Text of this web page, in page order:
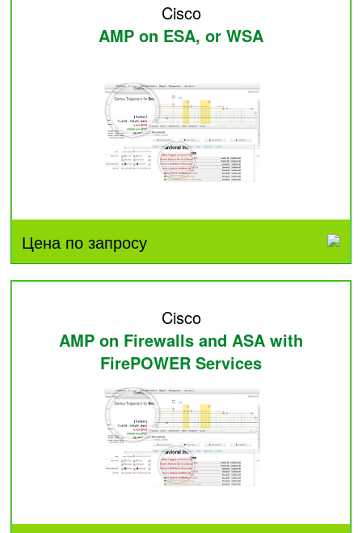
Cisco
AMP on ESA, or WSA
Цена по запросу
Cisco
AMP on Firewalls and ASA with
FirePOWER Services